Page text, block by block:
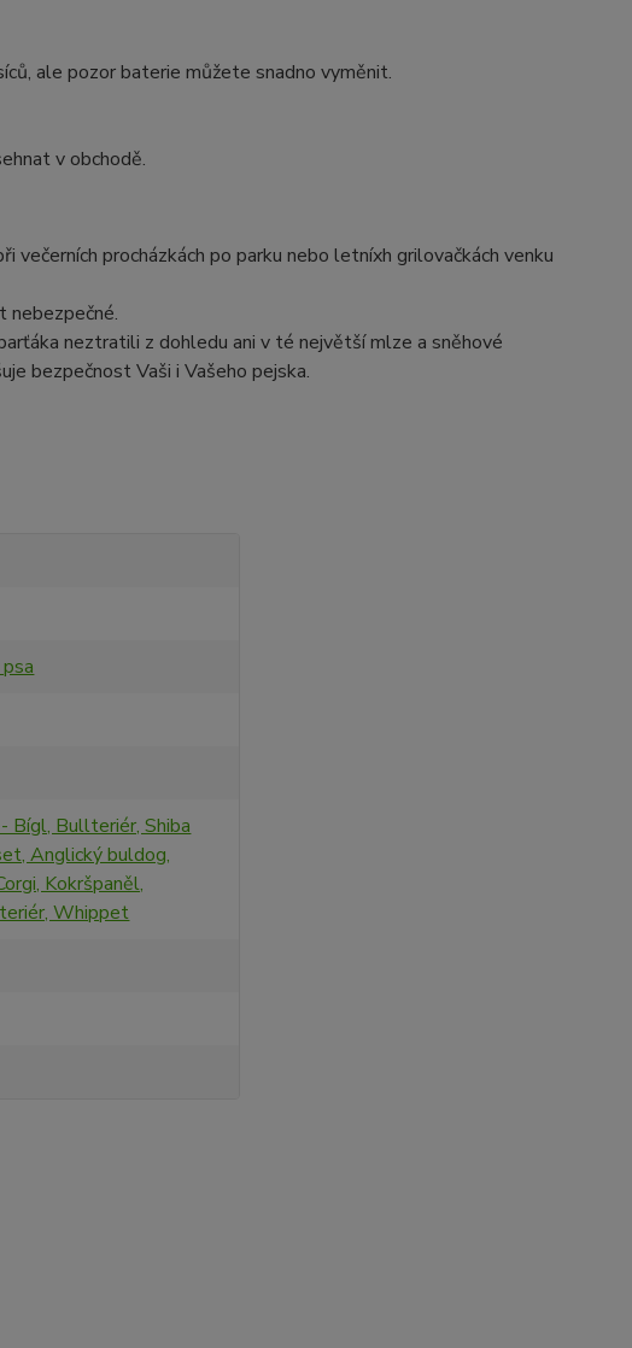
ale pozor baterie můžete snadno vyměnit.
v obchodě.
procházkách po parku nebo letníxh grilovačkách venku
nebezpečné.
neztratili z dohledu ani v té největší mlze a sněhové
bezpečnost Vaši i Vašeho pejska.
Bígl, Bullteriér, Shiba
Anglický buldog,
Kokršpaněl,
Whippet